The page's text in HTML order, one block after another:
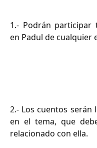
1.- Podrán participar
en Padul de cualquier
2.- Los cuentos
en el tema, que
relacionado con ella.